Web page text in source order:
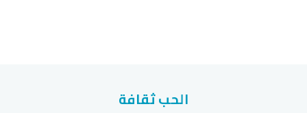
الحب ثقافة